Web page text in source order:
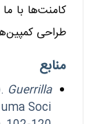
کامنت‌ها با
طراحی
منابع
Guerrilla
Soci